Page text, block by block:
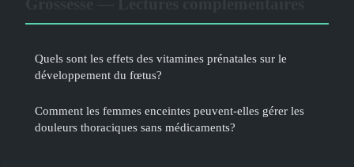
Quels sont les effets des vitamines prénatales sur le
développement du fœtus?
Comment les femmes enceintes peuvent-elles gérer les
douleurs thoraciques sans médicaments?